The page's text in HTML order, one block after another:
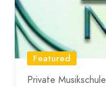
Featured
Private Musikschule